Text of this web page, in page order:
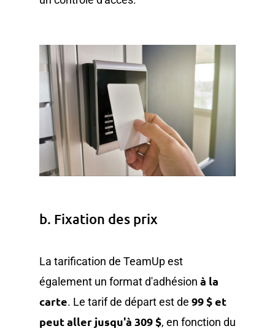
b. Fixation des prix
La tarification de TeamUp est
également un format d'adhésion à la
carte. Le tarif de départ est de 99 $ et
peut aller jusqu'à 309 $, en fonction du